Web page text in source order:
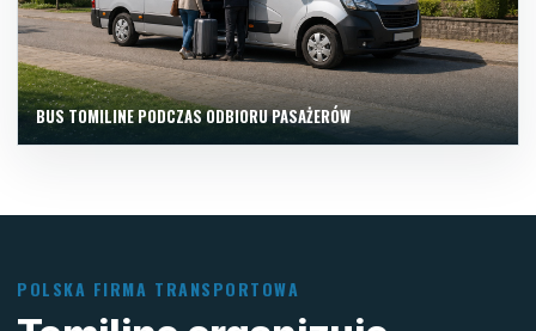
BUS TOMILINE PODCZAS ODBIORU PASAŻERÓW
POLSKA FIRMA TRANSPORTOWA